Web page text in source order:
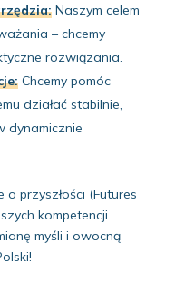
Naszym celem
– chcemy
rozwiązania.
Chcemy pomóc
działać stabilnie,
dynamicznie
przyszłości (Futures
kompetencji.
myśli i owocną